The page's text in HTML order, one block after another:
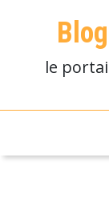
le